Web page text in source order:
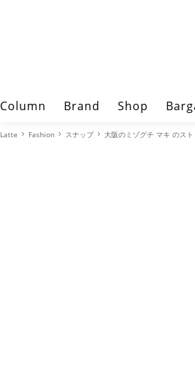
Column Brand Shop
Latte Fashion スナップ 大阪のミゾグチ マキ のス